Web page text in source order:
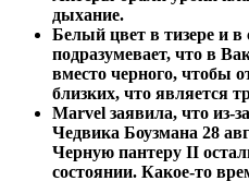
дыхание.
Белый цвет в тизере и в
подразумевает, что в
вместо черного, чтобы
близких, что является
Marvel заявила, что из-
Чедвика Боузмана 28
Черную пантеру II
состоянии. Какое-то